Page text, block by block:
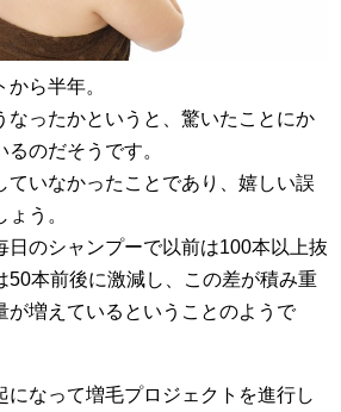
ら半年。
なったかというと、驚いたことにか
のだそうです。
ていなかったことであり、嬉しい誤
う。
日のシャンプーで以前は100本以上抜
50本前後に激減し、この差が積み重
が増えているということのようで
になって増毛プロジェクトを進行し